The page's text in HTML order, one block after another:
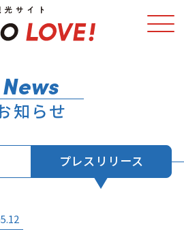
スポット・体験
エリアガイド
知らせ
プレスリリース